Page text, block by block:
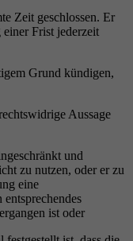
Zeit geschlossen. Er
Frist jederzeit
Grund kündigen,
Aussage
und
zu nutzen, oder er zu
eine
ist oder